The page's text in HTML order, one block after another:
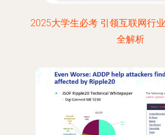
2025大学生必考 引领互联网行
全解析